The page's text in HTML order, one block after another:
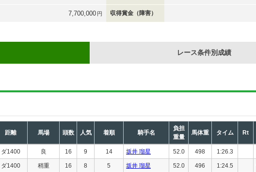
7,700,000 円 収得賞金（障害）
レース条件別成績
距離 馬場 頭数 人気 着順 騎手名
負担
重量
馬体重 タイム Rt
ダ1400 良 16 9 14 坂井 瑠星 52.0 498 1:26.3
ダ1400 稍重 16 8 5 坂井 瑠星 52.0 496 1:24.5